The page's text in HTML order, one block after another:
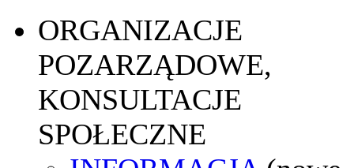
ORGANIZACJE
POZARZĄDOWE,
KONSULTACJE
SPOŁECZNE